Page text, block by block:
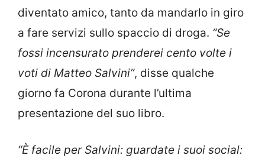
diventato amico, tanto da mandarlo in giro
a fare servizi sullo spaccio di droga. “Se
fossi incensurato prenderei cento volte i
voti di Matteo Salvini”, disse qualche
giorno fa Corona durante l’ultima
presentazione del suo libro.
“È facile per Salvini: guardate i suoi social: